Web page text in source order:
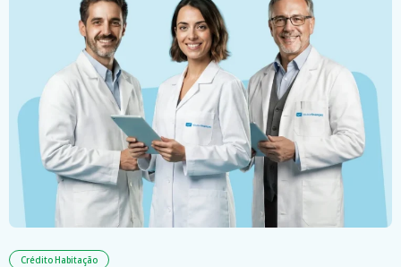
Crédito Habitação